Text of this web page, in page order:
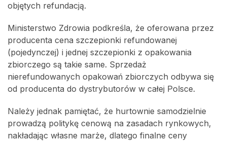
objętych refundacją.
Ministerstwo Zdrowia podkreśla, że oferowana przez
producenta cena szczepionki refundowanej
(pojedynczej) i jednej szczepionki z opakowania
zbiorczego są takie same. Sprzedaż
nierefundowanych opakowań zbiorczych odbywa się
od producenta do dystrybutorów w całej Polsce.
Należy jednak pamiętać, że hurtownie samodzielnie
prowadzą politykę cenową na zasadach rynkowych,
nakładając własne marże, dlatego finalne ceny